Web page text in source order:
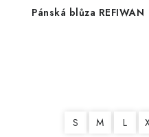
Pánská blůza REFIWAN
S M L